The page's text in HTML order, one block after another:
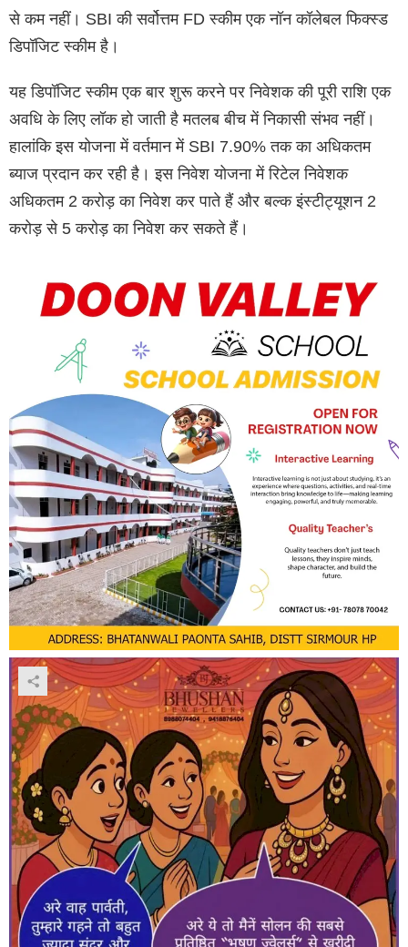
से कम नहीं। SBI की सर्वोत्तम FD स्कीम एक नॉन कॉलेबल फिक्स्ड
डिपॉजिट स्कीम है।
यह डिपॉजिट स्कीम एक बार शुरू करने पर निवेशक की पूरी राशि एक
अवधि के लिए लॉक हो जाती है मतलब बीच में निकासी संभव नहीं।
हालांकि इस योजना में वर्तमान में SBI 7.90% तक का अधिकतम
ब्याज प्रदान कर रही है। इस निवेश योजना में रिटेल निवेशक
अधिकतम 2 करोड़ का निवेश कर पाते हैं और बल्क इंस्टीट्यूशन 2
करोड़ से 5 करोड़ का निवेश कर सकते हैं।